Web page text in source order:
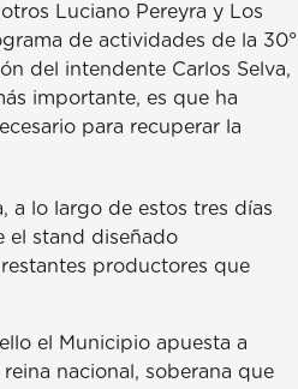
Luciano Pereyra y Los
de actividades de la 30°
del intendente Carlos Selva,
importante, es que ha
para recuperar la
a lo largo de estos tres días
el stand diseñado
productores que
el Municipio apuesta a
nacional, soberana que